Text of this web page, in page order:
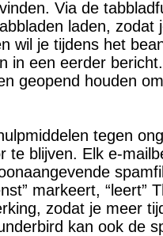
Via de
laden, zodat
wil je tijdens het
in een eerder
geopend houden
tegen
te blijven. Elk e-
markeert, “leert”
zodat je meer
kan ook de